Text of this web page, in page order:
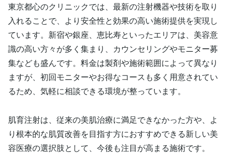
東京都心のクリニックでは、最新の注射機器や技術を取り
入れることで、より安全性と効果の高い施術提供を実現し
ています。新宿や銀座、恵比寿といったエリアは、美容意
識の高い方々が多く集まり、カウンセリングやモニター募
集なども盛んです。料金は製剤や施術範囲によって異なり
ますが、初回モニターやお得なコースも多く用意されてい
るため、気軽に相談できる環境が整っています。
肌育注射は、従来の美肌治療に満足できなかった方や、よ
り根本的な肌質改善を目指す方におすすめできる新しい美
容医療の選択肢として、今後も注目が高まる施術です。